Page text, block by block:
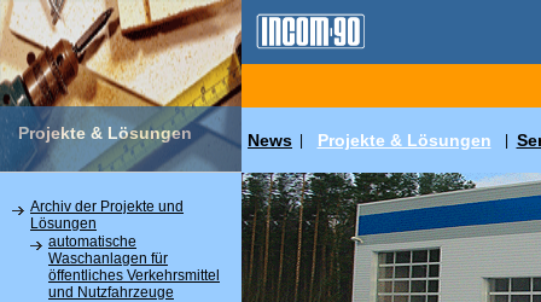
Projekte & Lösungen News Projekte & Lösungen
Archiv der Projekte und
Lösungen
automatische
Waschanlagen für
öffentliches Verkehrsmittel
und Nutzfahrzeuge